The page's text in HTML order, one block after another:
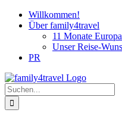
Zum
Inhalt
Willkommen!
Über family4travel
11 Monate
Unser Reise-
PR
instagram
facebook
pinterest
Suche
nach: